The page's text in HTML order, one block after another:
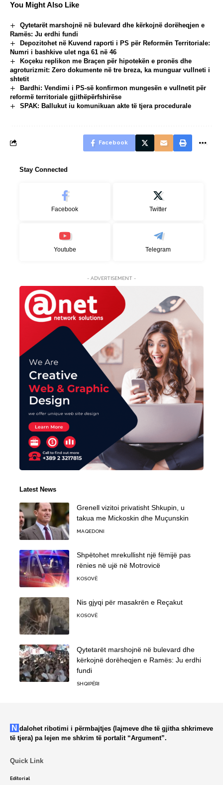
You Might Also Like
Qytetarët marshojnë në bulevard dhe kërkojnë dorëheqjen e
Ramës: Ju erdhi fundi
Depozitohet në Kuvend raporti i PS për Reformën Territoriale:
Numri i bashkive ulet nga 61 në 46
Koçeku replikon me Braçen për hipotekën e pronës dhe
agroturizmit: Zero dokumente në tre breza, ka munguar vullneti i
shtetit
Bardhi: Vendimi i PS-së konfirmon mungesën e vullnetit për
reformë territoriale gjithëpërfshirëse
SPAK: Ballukut iu komunikuan akte të tjera procedurale
Facebook
Stay Connected
Facebook Twitter
Youtube Telegram
- ADVERTISEMENT -
Latest News
Grenell vizitoi privatisht Shkupin, u
takua me Mickoskin dhe Muçunskin
MAQEDONI
Shpëtohet mrekullisht një fëmijë pas
rënies në ujë në Motrovicë
KOSOVË
Nis gjyqi për masakrën e Reçakut
KOSOVË
Qytetarët marshojnë në bulevard dhe
kërkojnë dorëheqjen e Ramës: Ju erdhi
fundi
SHQIPËRI
Ndalohet ribotimi i përmbajtjes (lajmeve dhe të gjitha shkrimeve
të tjera) pa lejen me shkrim të portalit “Argument”.
Quick Link
Editorial